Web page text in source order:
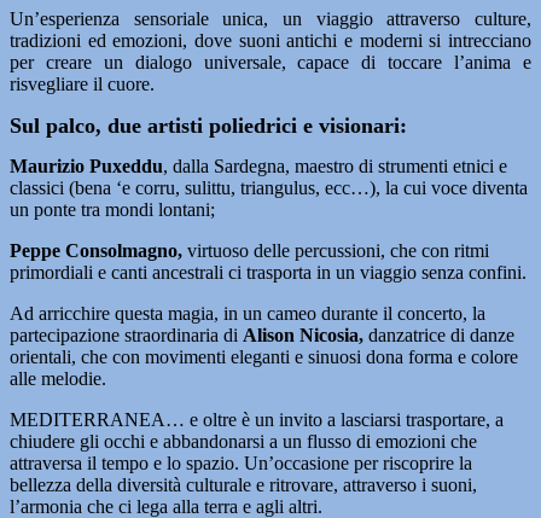
Un’esperienza sensoriale unica, un viaggio attraverso culture,
tradizioni ed emozioni, dove suoni antichi e moderni si intrecciano
per creare un dialogo universale, capace di toccare l’anima e
risvegliare il cuore.
Sul palco, due artisti poliedrici e visionari:
Maurizio Puxeddu, dalla Sardegna, maestro di strumenti etnici e
classici (bena ‘e corru, sulittu, triangulus, ecc…), la cui voce diventa
un ponte tra mondi lontani;
Peppe Consolmagno, virtuoso delle percussioni, che con ritmi
primordiali e canti ancestrali ci trasporta in un viaggio senza confini.
Ad arricchire questa magia, in un cameo durante il concerto, la
partecipazione straordinaria di Alison Nicosia, danzatrice di danze
orientali, che con movimenti eleganti e sinuosi dona forma e colore
alle melodie.
MEDITERRANEA… e oltre è un invito a lasciarsi trasportare, a
chiudere gli occhi e abbandonarsi a un flusso di emozioni che
attraversa il tempo e lo spazio. Un’occasione per riscoprire la
bellezza della diversità culturale e ritrovare, attraverso i suoni,
l’armonia che ci lega alla terra e agli altri.